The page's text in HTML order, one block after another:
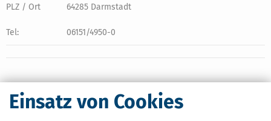
Einsatz von Cookies
PLZ / Ort
64285 Darmstadt
Tel: 06151/4950-0